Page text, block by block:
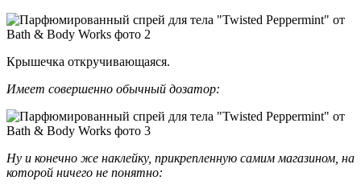
Крышечка откручивающаяся.
Имеет совершенно обычный дозатор:
Ну и конечно же наклейку, прикрепленную самим магазином, на
которой ничего не понятно: